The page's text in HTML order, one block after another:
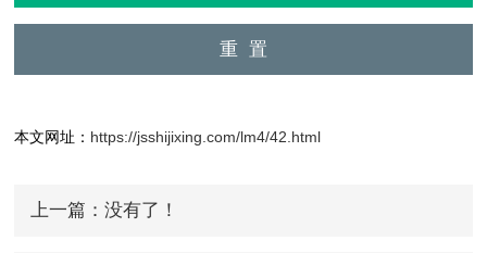
本文网址： https://jsshijixing.com/lm4/42.html
上一篇：没有了！